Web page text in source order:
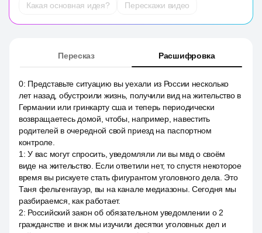
Какая основная идея?
Перескажи видео
Пересказ Расшифровка
0: Представьте ситуацию вы уехали из России несколько
лет назад, обустроили жизнь, получили вид на жительство в
Германии или гринкарту сша и теперь периодически
возвращаетесь домой, чтобы, например, навестить
родителей в очередной свой приезд на паспортном
контроле.
1 :У вас могут спросить, уведомляли ли вы мвд о своём
виде на жительство. Если ответили нет, то спустя некоторое
время вы рискуете стать фигурантом уголовного дела. Это
Таня фельгенгауэр, вы на канале медиазоны. Сегодня мы
разбираемся, как работает.
2: Российский закон об обязательном уведомлении о 2
гражданстве и внж мы изучили десятки уголовных дел и